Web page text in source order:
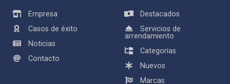
Empresa
Casos de éxito
Noticias
Contacto
Destacados
Servicios de
arrendamiento
Categorías
Nuevos
Marcas